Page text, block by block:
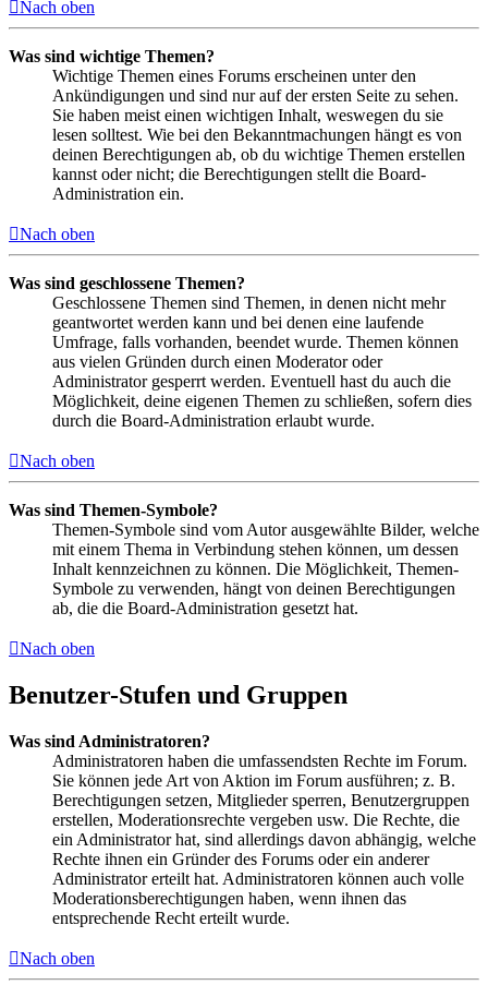
Nach oben
Was sind wichtige Themen?
Wichtige Themen eines Forums erscheinen unter den
Ankündigungen und sind nur auf der ersten Seite zu sehen.
Sie haben meist einen wichtigen Inhalt, weswegen du sie
lesen solltest. Wie bei den Bekanntmachungen hängt es von
deinen Berechtigungen ab, ob du wichtige Themen erstellen
kannst oder nicht; die Berechtigungen stellt die Board-
Administration ein.
Nach oben
Was sind geschlossene Themen?
Geschlossene Themen sind Themen, in denen nicht mehr
geantwortet werden kann und bei denen eine laufende
Umfrage, falls vorhanden, beendet wurde. Themen können
aus vielen Gründen durch einen Moderator oder
Administrator gesperrt werden. Eventuell hast du auch die
Möglichkeit, deine eigenen Themen zu schließen, sofern dies
durch die Board-Administration erlaubt wurde.
Nach oben
Was sind Themen-Symbole?
Themen-Symbole sind vom Autor ausgewählte Bilder, welche
mit einem Thema in Verbindung stehen können, um dessen
Inhalt kennzeichnen zu können. Die Möglichkeit, Themen-
Symbole zu verwenden, hängt von deinen Berechtigungen
ab, die die Board-Administration gesetzt hat.
Nach oben
Benutzer-Stufen und Gruppen
Was sind Administratoren?
Administratoren haben die umfassendsten Rechte im Forum.
Sie können jede Art von Aktion im Forum ausführen; z. B.
Berechtigungen setzen, Mitglieder sperren, Benutzergruppen
erstellen, Moderationsrechte vergeben usw. Die Rechte, die
ein Administrator hat, sind allerdings davon abhängig, welche
Rechte ihnen ein Gründer des Forums oder ein anderer
Administrator erteilt hat. Administratoren können auch volle
Moderationsberechtigungen haben, wenn ihnen das
entsprechende Recht erteilt wurde.
Nach oben